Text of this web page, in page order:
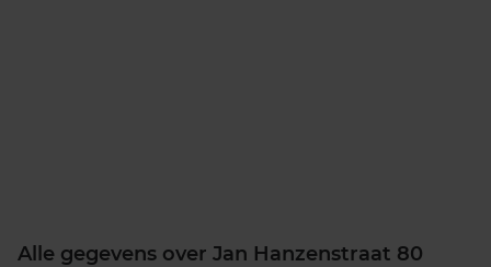
Alle gegevens over Jan Hanzenstraat 80